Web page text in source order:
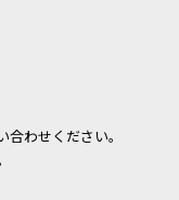
わせください。